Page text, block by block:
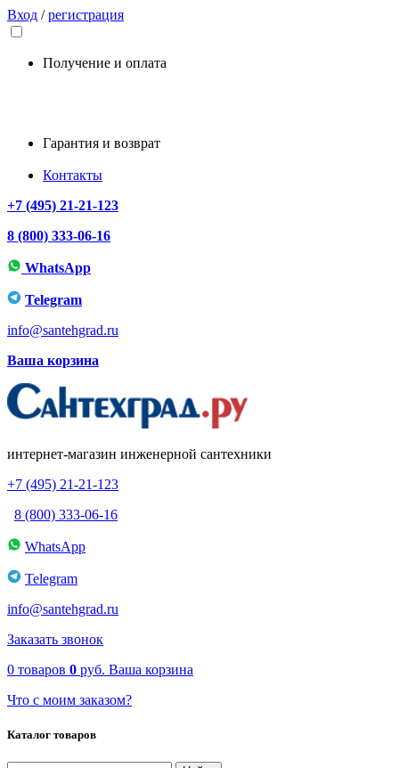
Вход /регистрация
Получение и оплата
Гарантия и возврат
Контакты
+7 (495) 21-21-123
8 (800) 333-06-16
WhatsApp
Telegram
info@santehgrad.ru
Ваша корзина
интернет-магазин инженерной сантехники
+7 (495) 21-21-123
8 (800) 333-06-16
WhatsApp
Telegram
info@santehgrad.ru
Заказать звонок
0 товаров 0 руб. Ваша корзина
Что с моим заказом?
Каталог товаров